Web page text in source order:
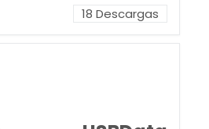
18 Descargas